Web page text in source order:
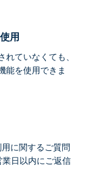
用
ていなくても、
能を使用できま
に関するご質問
日以内にご返信